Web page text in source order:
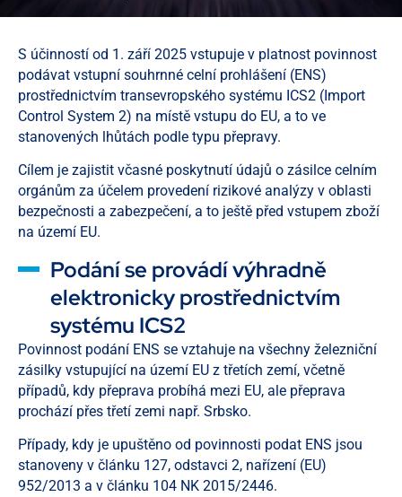
S účinností od 1. září 2025 vstupuje v platnost povinnost
podávat vstupní souhrnné celní prohlášení (ENS)
prostřednictvím transevropského systému ICS2 (Import
Control System 2) na místě vstupu do EU, a to ve
stanovených lhůtách podle typu přepravy.
Cílem je zajistit včasné poskytnutí údajů o zásilce celním
orgánům za účelem provedení rizikové analýzy v oblasti
bezpečnosti a zabezpečení, a to ještě před vstupem zboží
na území EU.
Podání se provádí výhradně
elektronicky prostřednictvím
systému ICS2
Povinnost podání ENS se vztahuje na všechny železniční
zásilky vstupující na území EU z třetích zemí, včetně
případů, kdy přeprava probíhá mezi EU, ale přeprava
prochází přes třetí zemi např. Srbsko.
Případy, kdy je upuštěno od povinnosti podat ENS jsou
stanoveny v článku 127, odstavci 2, nařízení (EU)
952/2013 a v článku 104 NK 2015/2446.